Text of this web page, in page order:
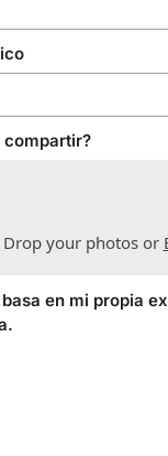
compartir?
Drop your photos or
en mi propia